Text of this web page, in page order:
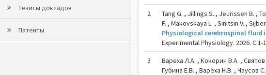
Тезисы докладов
Патенты
2
Tang G. , Jillings S. , Jeurissen B. ,
P. , Makovskaya L. , Sinitsin V. ,
Physiological cerebrospinal fluid
Experimental Physiology. 2026. С.1-
3
Вареха Л.А. , Кокорин В.А. ,
Губина Е.В. , Вареха Н.В. , Чаусов